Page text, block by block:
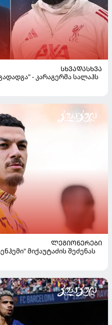
ᲡᲮᲕᲐᲓᲐᲡᲮᲕᲐ
- კარაგერმა სალაჰს
ᲚᲔᲒᲘᲝᲜᲔᲠᲔᲑᲘ
მიქაუტაძის შეძენას